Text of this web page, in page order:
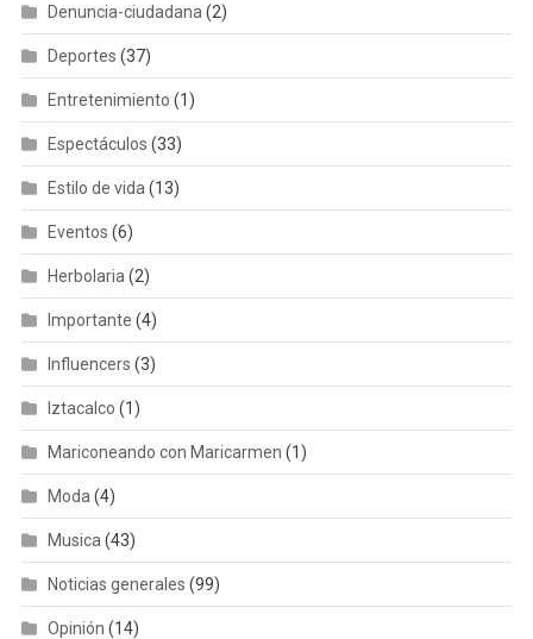
Denuncia-ciudadana (2)
Deportes (37)
Entretenimiento (1)
Espectáculos (33)
Estilo de vida (13)
Eventos (6)
Herbolaria (2)
Importante (4)
Influencers (3)
Iztacalco (1)
Mariconeando con Maricarmen (1)
Moda (4)
Musica (43)
Noticias generales (99)
Opinión (14)